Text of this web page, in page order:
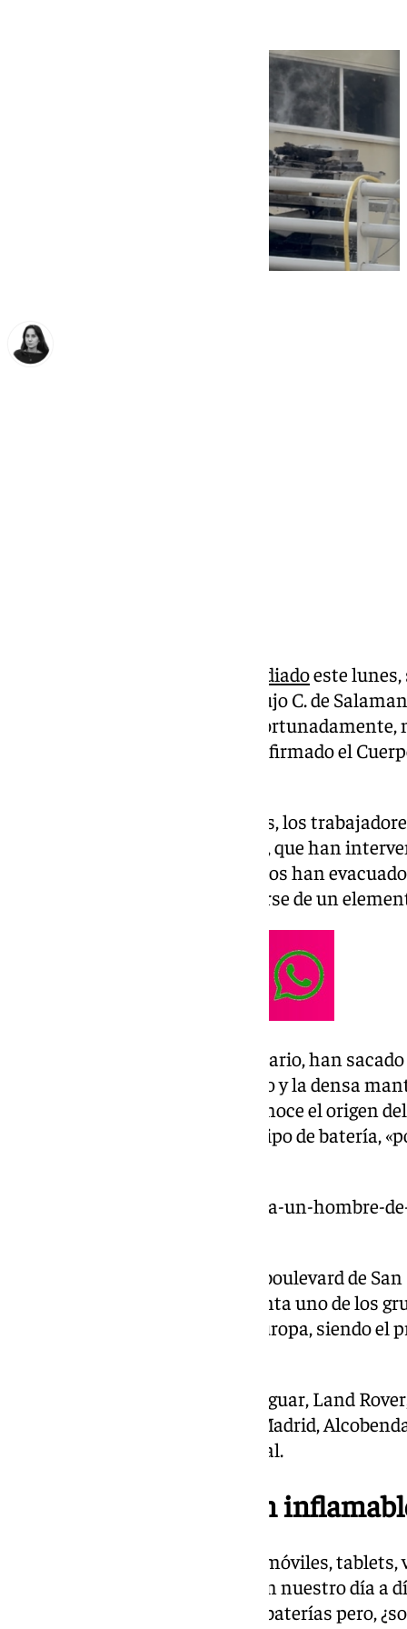
incendiadoeste lunes,
del taller del concesionario de lujo C. de
en el municipio de Marbella.
daños materiales, según ha confirmado el
Gracias a la alarma de incendios, los
edificio y llamar a los bomberos, que han
Local de Marbella. Ambos cuerpos han
de toxicidad» del humo, al tratarse de un
Una vez despejado el concesionario, han
para acabar de extinguir el fuego y la densa
desprendía el aparato. Se desconoce el origen
explicado los bomberos, por el tipo de batería,
https://www.101tv.es/evacuan-a-un-hombre-
El concesionario, situado en el boulevard de
municipio de Marbella, representa uno de los
de lujo de mayor tradición de Europa, siendo
Además, reúne marcas como Jaguar, Land
oficial de Tesla, localizados en Madrid,
centros de venta y servicio oficial.
Baterías de Litio, ¿son
Las encontramos en teléfonos móviles,
ordenadores… Prácticamente, en nuestro día a
que funcionan con este tipo de baterías pero,